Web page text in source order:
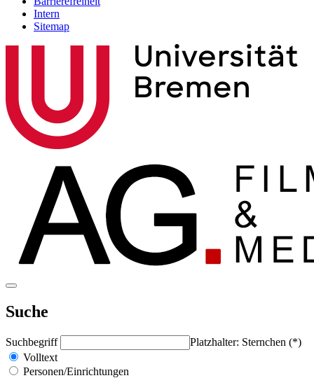
Intern
Sitemap
Suche
Suchbegriff
Platzhalter: Sternchen (*)
Volltext
Personen/Einrichtungen